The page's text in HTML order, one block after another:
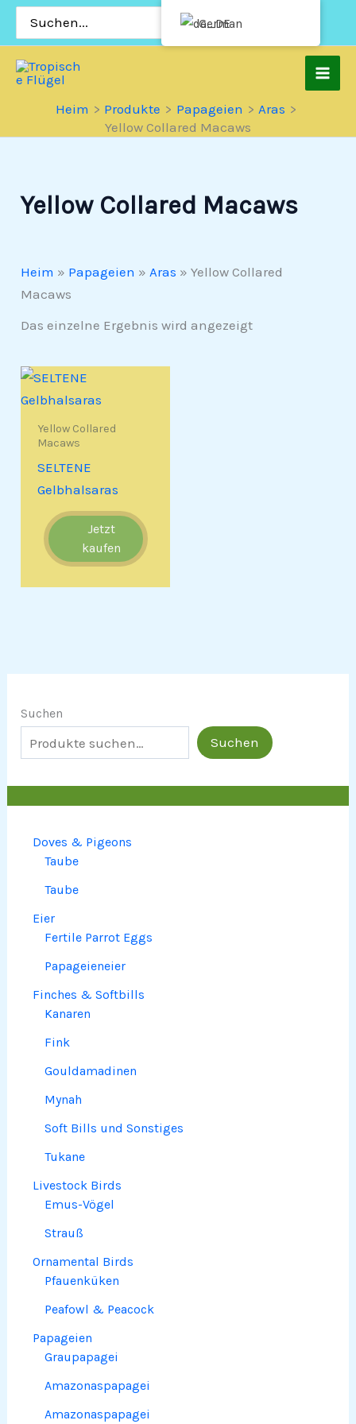
Zum
nach:
Heim Produkte Papageien
Aras
Yellow Collared Macaws
Suchen
Suchen
Doves & Pigeons
Taube
Taube
Eier
Fertile Parrot Eggs
Papageieneier
Finches & Softbills
Kanaren
Fink
Gouldamadinen
Mynah
Soft Bills und Sonstiges
Tukane
Livestock Birds
Emus-Vögel
Strauß
Ornamental Birds
Pfauenküken
Peafowl & Peacock
Papageien
Graupapagei
Amazonaspapagei
Amazonaspapagei
Yellow Collared Macaws
Heim » Papageien »Aras »Yellow Collared
Macaws
Das einzelne Ergebnis wird angezeigt
Yellow Collared
Macaws
SELTENE
Gelbhalsaras
Jetzt
kaufen
German